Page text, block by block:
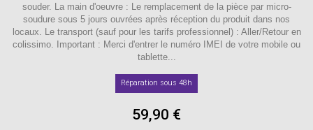
souder. La main d'oeuvre : Le remplacement de la pièce par micro-
soudure sous 5 jours ouvrées après réception du produit dans nos
locaux. Le transport (sauf pour les tarifs professionnel) : Aller/Retour en
colissimo. Important : Merci d'entrer le numéro IMEI de votre mobile ou
tablette...
Réparation sous 48h
59,90 €